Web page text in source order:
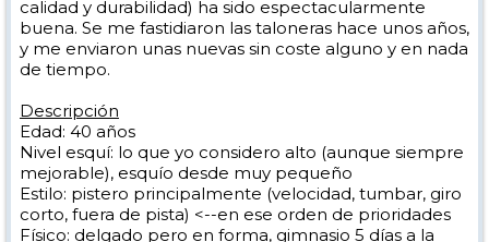
calidad y durabilidad) ha sido espectacularmente
buena. Se me fastidiaron las taloneras hace unos años,
y me enviaron unas nuevas sin coste alguno y en nada
de tiempo.
Descripción
Edad: 40 años
Nivel esquí: lo que yo considero alto (aunque siempre
mejorable), esquío desde muy pequeño
Estilo: pistero principalmente (velocidad, tumbar, giro
corto, fuera de pista) <--en ese orden de prioridades
Físico: delgado pero en forma, gimnasio 5 días a la